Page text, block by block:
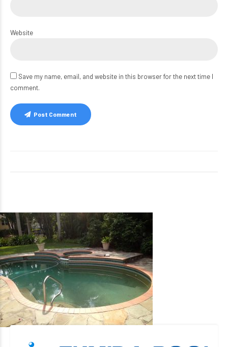
Website
Save my name, email, and website in this browser for the next time I
comment.
Post Comment